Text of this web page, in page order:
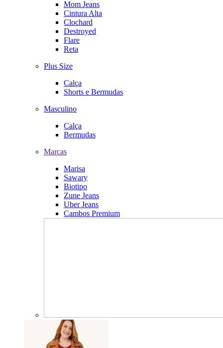
Mom Jeans
Cintura Alta
Clochard
Destroyed
Flare
Reta
Plus Size
Calça
Shorts e Bermudas
Masculino
Calça
Bermudas
Marcas
Marisa
Sawary
Biotipo
Zune Jeans
Uber Jeans
Cambos Premium